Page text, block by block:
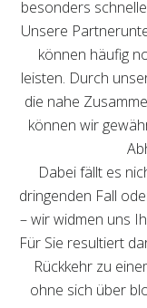
besonders
Unsere
können häufig
leisten. Durch
die nahe
können wir
Dabei fällt es
dringenden Fall
– wir widmen uns
Für Sie resultiert
Rückkehr zu
ohne sich über